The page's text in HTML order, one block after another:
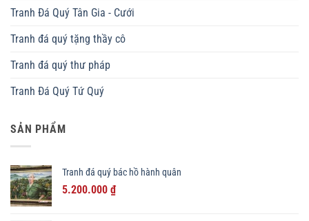
Tranh Đá Quý Tân Gia - Cưới
Tranh đá quý tặng thầy cô
Tranh đá quý thư pháp
Tranh Đá Quý Tứ Quý
SẢN PHẨM
Tranh đá quý bác hồ hành quân
Giá
5.200.000 ₫Giá